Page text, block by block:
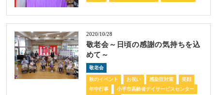
2020/10/28
敬老会～日頃の感謝の気持ちを込
めて～
敬老会
秋のイベント お祝い 感染症対策
笑顔
年中行事
小平市高齢者デイサービスセンター